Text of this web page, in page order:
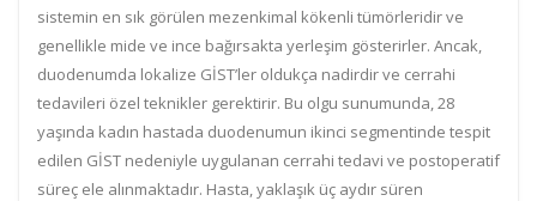
sistemin en sık görülen mezenkimal kökenli tümörleridir ve
genellikle mide ve ince bağırsakta yerleşim gösterirler. Ancak,
duodenumda lokalize GİST’ler oldukça nadirdir ve cerrahi
tedavileri özel teknikler gerektirir. Bu olgu sunumunda, 28
yaşında kadın hastada duodenumun ikinci segmentinde tespit
edilen GİST nedeniyle uygulanan cerrahi tedavi ve postoperatif
süreç ele alınmaktadır. Hasta, yaklaşık üç aydır süren